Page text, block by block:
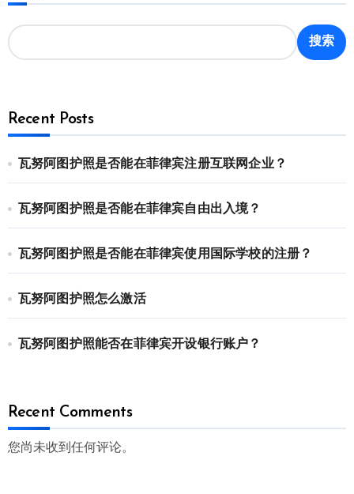
搜索
Recent Posts
瓦努阿图护照是否能在菲律宾注册互联网企业？
瓦努阿图护照是否能在菲律宾自由出入境？
瓦努阿图护照是否能在菲律宾使用国际学校的注册？
瓦努阿图护照怎么激活
瓦努阿图护照能否在菲律宾开设银行账户？
Recent Comments
您尚未收到任何评论。